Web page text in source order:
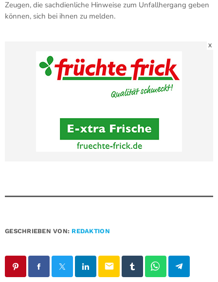
Zeugen, die sachdienliche Hinweise zum Unfallhergang geben
können, sich bei ihnen zu melden.
X
GESCHRIEBEN VON: REDAKTION
email